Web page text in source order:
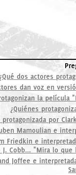
¿Qué dos actores
dan voz en
la película
¿Quiénes
protagonizada por
Mamoulian e
Friedkin e
J. Cobb... "Mira lo
Joffee e